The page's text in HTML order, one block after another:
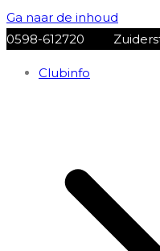
Ga naar de inhoud
0598-612720
Clubinfo